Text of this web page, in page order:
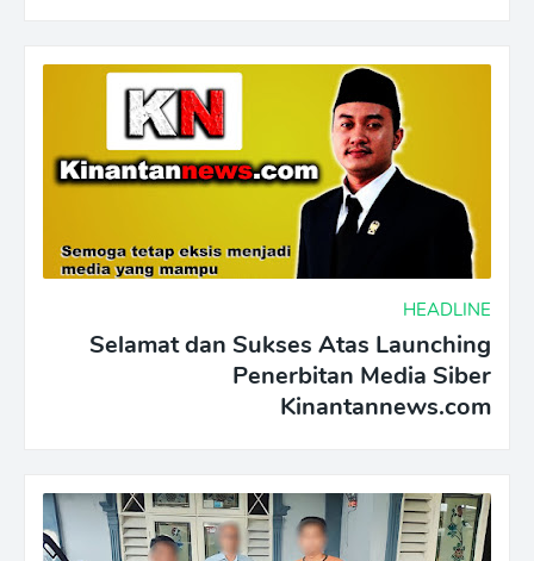
HEADLINE
Selamat dan Sukses Atas Launching
Penerbitan Media Siber
Kinantannews.com